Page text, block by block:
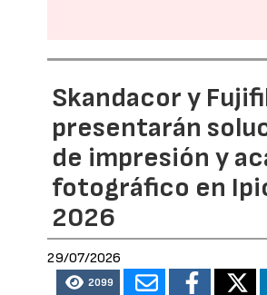
Skandacor y
presentarán
de impresión y
fotográfico en
2026
29/07/2026
2099